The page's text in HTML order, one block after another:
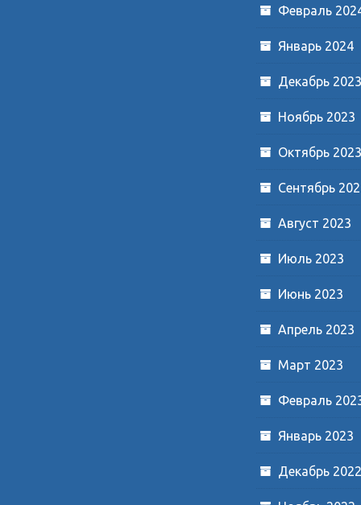
Февраль
Январь 2024
Декабрь 2023
Ноябрь 2023
Октябрь 2023
Сентябрь
Август 2023
Июль 2023
Июнь 2023
Апрель 2023
Март 2023
Февраль
Январь 2023
Декабрь 2022